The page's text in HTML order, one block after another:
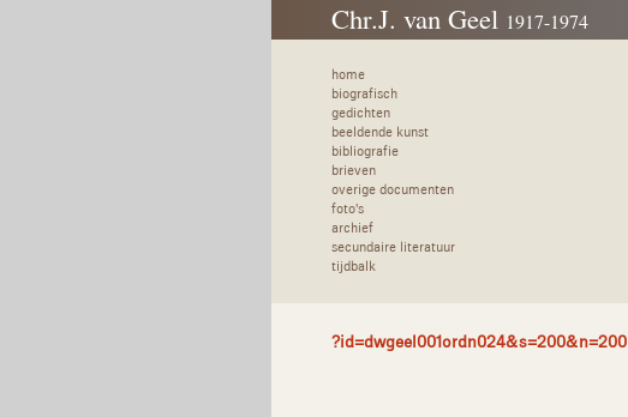
Chr.J. van Geel 1917-1974
home
biografisch
gedichten
beeldende kunst
bibliografie
brieven
overige documenten
foto's
archief
secundaire literatuur
tijdbalk
?id=dwgeel001ordn024&s=200&n=200